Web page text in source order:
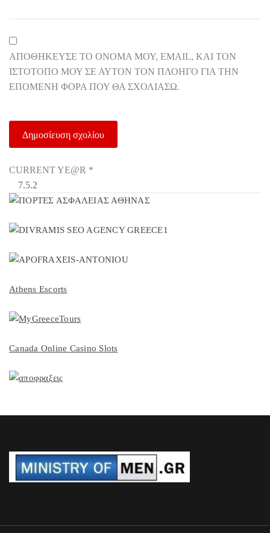
ΑΠΟΘΉΚΕΥΣΕ ΤΟ ΌΝΟΜΆ ΜΟΥ, EMAIL, ΚΑΙ ΤΟΝ
ΙΣΤΌΤΟΠΟ ΜΟΥ ΣΕ ΑΥΤΌΝ ΤΟΝ ΠΛΟΗΓΌ ΓΙΑ ΤΗΝ
ΕΠΌΜΕΝΗ ΦΟΡΆ ΠΟΥ ΘΑ ΣΧΟΛΙΆΣΩ.
CURRENT YE@R *
Athens Escorts
Canada Online Casino Slots